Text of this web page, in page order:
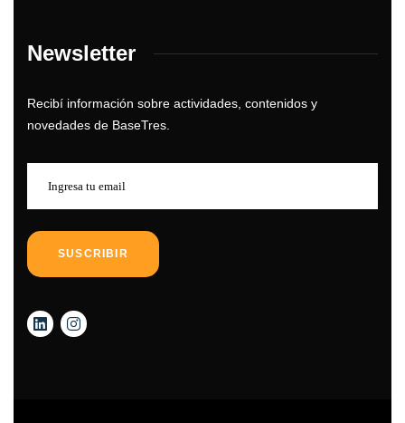
Newsletter
Recibí información sobre actividades, contenidos y
novedades de BaseTres.
SUSCRIBIR